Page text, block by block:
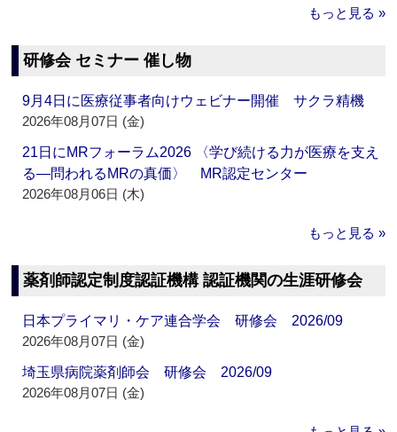
もっと見る »
研修会 セミナー 催し物
9月4日に医療従事者向けウェビナー開催 サクラ精機
2026年08月07日 (金)
21日にMRフォーラム2026 〈学び続ける力が医療を支え
る―問われるMRの真価〉 MR認定センター
2026年08月06日 (木)
もっと見る »
薬剤師認定制度認証機構 認証機関の生涯研修会
日本プライマリ・ケア連合学会 研修会 2026/09
2026年08月07日 (金)
埼玉県病院薬剤師会 研修会 2026/09
2026年08月07日 (金)